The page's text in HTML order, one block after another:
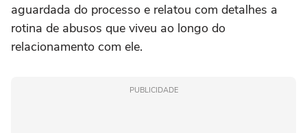
aguardada do processo e relatou com detalhes a
rotina de abusos que viveu ao longo do
relacionamento com ele.
PUBLICIDADE